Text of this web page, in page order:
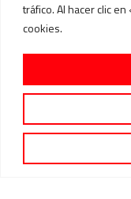
tráfico. Al hacer clic
cookies.